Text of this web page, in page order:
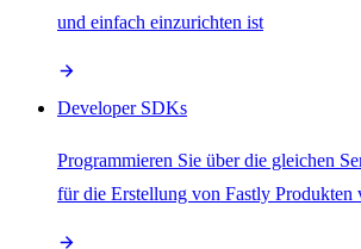
und einfach einzurichten ist
Developer SDKs
Programmieren Sie über die gleichen
für die Erstellung von Fastly Produkten